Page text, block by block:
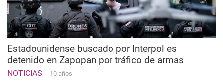
Estadounidense buscado por Interpol es
detenido en Zapopan por tráfico de armas
NOTICIAS 10 años